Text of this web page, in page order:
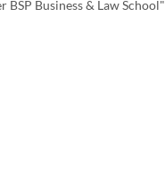
Business & Law School"